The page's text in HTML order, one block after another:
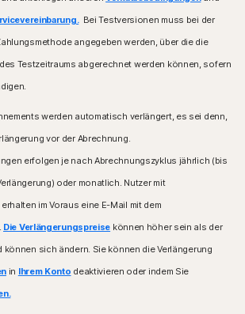
Bei Testversionen muss bei der
angegeben werden, über die die
Testzeitraums abgerechnet werden können, sofern
werden automatisch verlängert, es sei denn,
vor der Abrechnung.
erfolgen je nach Abrechnungszyklus jährlich (bis
oder monatlich. Nutzer mit
im Voraus eine E-Mail mit dem
Die Verlängerungspreise können höher sein als der
können sich ändern. Sie können die Verlängerung
in Ihrem Konto deaktivieren oder indem Sie